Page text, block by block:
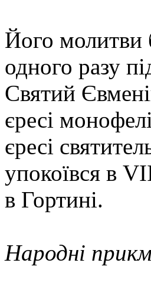
Його молитви
одного разу
Святий
єресі
єресі
упокоївся в
в Гортині.
Народні